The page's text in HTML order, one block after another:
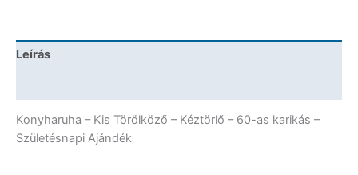
as
Születésnapi
Ajándék
mennyiség
Leírás
Konyharuha – Kis Törölköző – Kéztörlő – 60-as karikás –
Születésnapi Ajándék